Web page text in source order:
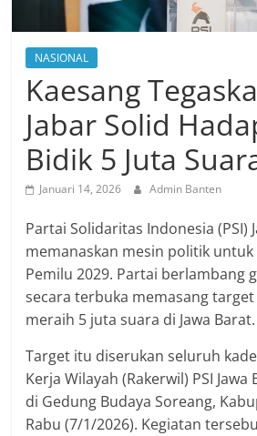
NASIONAL
Kaesang
Jabar Solid
Bidik 5 Juta
Januari 14, 2026 Admin Banten
Partai Solidaritas Indonesia (PSI)
memanaskan mesin politik
Pemilu 2029. Partai berlambang
secara terbuka memasang
meraih 5 juta suara di Jawa Barat.
Target itu diserukan seluruh
Kerja Wilayah (Rakerwil) PSI
di Gedung Budaya Soreang,
Rabu (7/1/2026). Kegiatan